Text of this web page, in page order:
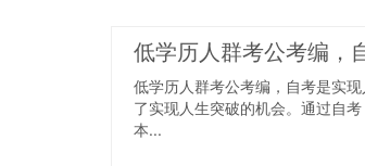
低学历人群考公考编，
低学历人群考公考编，自考是实
了实现人生突破的机会。通过自
本...